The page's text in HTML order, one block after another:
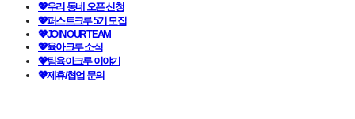
💖우리 동네 오픈 신청
💖퍼스트크루 5기 모집
💖JOIN OUR TEAM
💖육아크루 소식
💖팀육아크루 이야기
💖제휴/협업 문의